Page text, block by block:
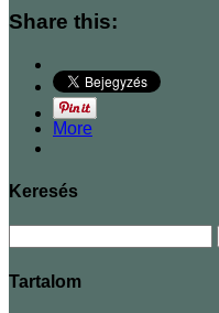
Share this:
More
Keresés
Tartalom